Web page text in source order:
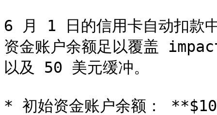
6 月 1 日的信用卡自动扣款
资金账户余额足以覆盖
以及 50 美元缓冲。
* 初始资金账户余额：